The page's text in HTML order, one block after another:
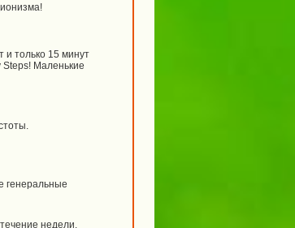
и только 15 минут
Steps! Маленькие
генеральные
недели.